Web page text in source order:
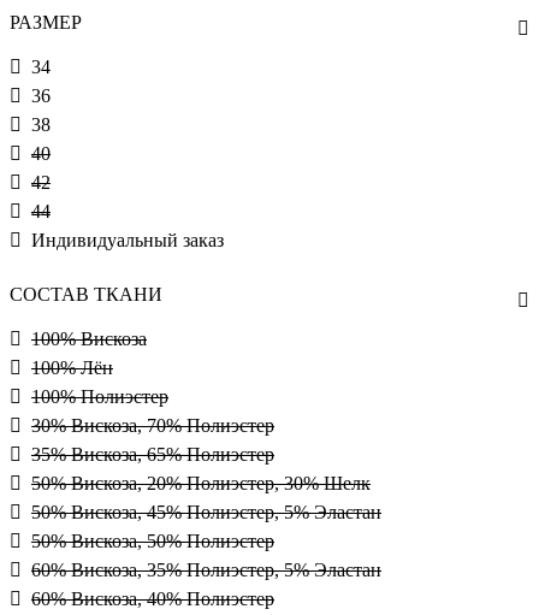
РАЗМЕР
34
36
38
40
42
44
Индивидуальный заказ
СОСТАВ ТКАНИ
100% Вискоза
100% Лён
100% Полиэстер
30% Вискоза, 70% Полиэстер
35% Вискоза, 65% Полиэстер
50% Вискоза, 20% Полиэстер, 30% Шелк
50% Вискоза, 45% Полиэстер, 5% Эластан
50% Вискоза, 50% Полиэстер
60% Вискоза, 35% Полиэстер, 5% Эластан
60% Вискоза, 40% Полиэстер